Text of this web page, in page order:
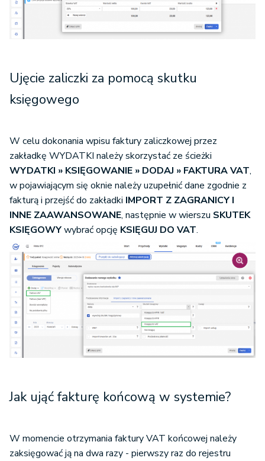
Ujęcie zaliczki za pomocą skutku
księgowego
W celu dokonania wpisu faktury zaliczkowej przez
zakładkę WYDATKI należy skorzystać ze ścieżki
WYDATKI » KSIĘGOWANIE » DODAJ » FAKTURA VAT,
w pojawiającym się oknie należy uzupełnić dane zgodnie z
fakturą i przejść do zakładki IMPORT Z ZAGRANICY I
INNE ZAAWANSOWANE, następnie w wierszu SKUTEK
KSIĘGOWYwybrać opcję KSIĘGUJ DO VAT.
Jak ująć fakturę końcową w systemie?
W momencie otrzymania faktury VAT końcowej należy
zaksięgować ją na dwa razy - pierwszy raz do rejestru